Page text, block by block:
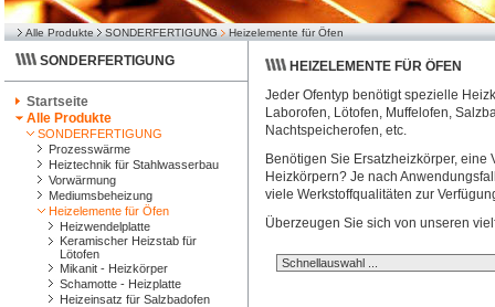
Alle Produkte SONDERFERTIGUNG Heizelemente für Öfen
SONDERFERTIGUNG
Startseite
Alle Produkte
SONDERFERTIGUNG
Prozesswärme
Heiztechnik für Stahlwasserbau
Vorwärmung
Mediumsbeheizung
Heizelemente für Öfen
Heizwendelplatte
Keramischer Heizstab für
Lötofen
Mikanit - Heizkörper
Schamotte - Heizplatte
Heizeinsatz für Salzbadofen
HEIZELEMENTE FÜR ÖFEN
Jeder Ofentyp benötigt spezielle
Laborofen, Lötofen, Muffelofen,
Nachtspeicherofen, etc.
Benötigen Sie Ersatzheizkörper,
Heizkörpern? Je nach
viele Werkstoffqualitäten zur
Überzeugen Sie sich von unseren